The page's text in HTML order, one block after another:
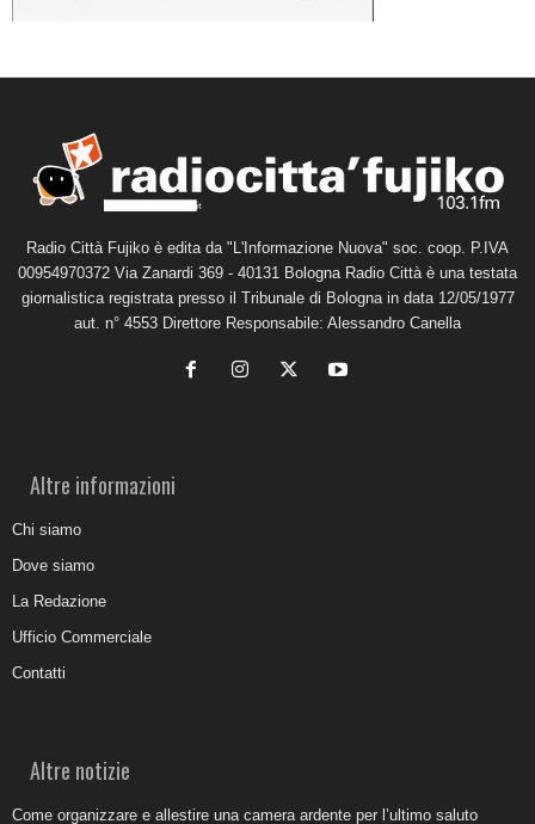
Radio Città Fujiko è edita da "L'Informazione Nuova" soc. coop. P.IVA
00954970372 Via Zanardi 369 - 40131 Bologna Radio Città è una testata
giornalistica registrata presso il Tribunale di Bologna in data 12/05/1977
aut. n° 4553 Direttore Responsabile: Alessandro Canella
Altre informazioni
Chi siamo
Dove siamo
La Redazione
Ufficio Commerciale
Contatti
Altre notizie
Come organizzare e allestire una camera ardente per l’ultimo saluto